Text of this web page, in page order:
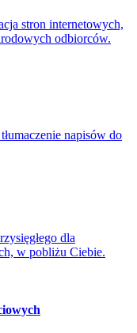
stron internetowych,
odbiorców.
napisów do
dla
w pobliżu Ciebie.